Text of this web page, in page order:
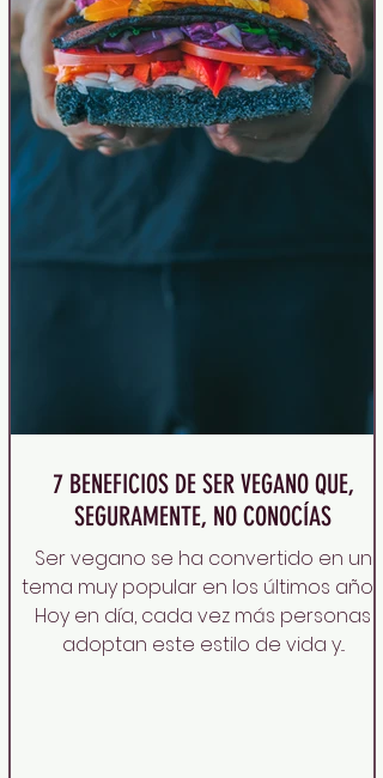
7 BENEFICIOS DE SER VEGANO QUE,
SEGURAMENTE, NO CONOCÍAS
Ser vegano se ha convertido en un
tema muy popular en los últimos años.
Hoy en día, cada vez más personas
adoptan este estilo de vida y...